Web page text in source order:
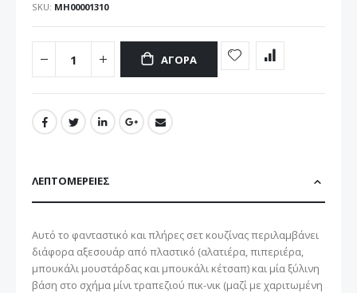
SKU ΜΗ00001310
ΑΓΟΡΆ
ΛΕΠΤΟΜΈΡΕΙΕΣ
Αυτό το φανταστικό και πλήρες σετ κουζίνας περιλαμβάνει
διάφορα αξεσουάρ από πλαστικό (αλατιέρα, πιπεριέρα,
μπουκάλι μουστάρδας και μπουκάλι κέτσαπ) και μία ξύλινη
βάση στο σχήμα μίνι τραπεζιού πικ-νικ (μαζί με χαριτωμένη